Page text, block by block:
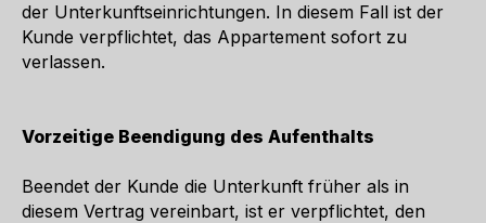
der Unterkunftseinrichtungen. In diesem Fall ist der
Kunde verpflichtet, das Appartement sofort zu
verlassen.
Vorzeitige Beendigung des Aufenthalts
Beendet der Kunde die Unterkunft früher als in
diesem Vertrag vereinbart, ist er verpflichtet, den